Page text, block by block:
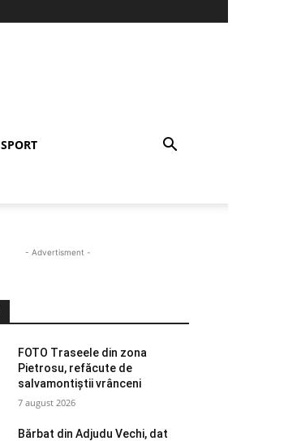
SPORT
- Advertisment -
FOTO Traseele din zona
Pietrosu, refăcute de
salvamontiștii vrânceni
7 august 2026
Bărbat din Adjudu Vechi, dat